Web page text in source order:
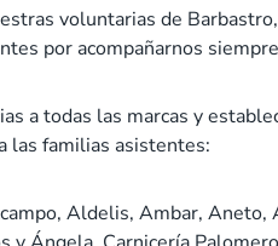
voluntarias de
por acompañarnos
a todas las marcas y
las familias asistentes:
Aldelis, Ambar, Aneto,